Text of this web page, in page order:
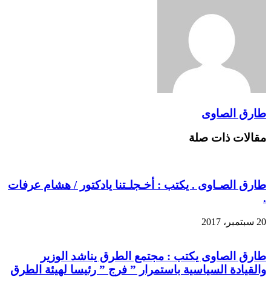
طارق الصاوى
مقالات ذات صلة
طارق الصـاوى . يكتب : أخـجلـتنا يادكتور / هشام عرفات
.
20 سبتمبر، 2017
طارق الصاوى يكتب : مجتمع الطرق يناشد الوزير
والقيادة السياسية باستمرار ” فرج ” رئيسا لهيئة الطرق